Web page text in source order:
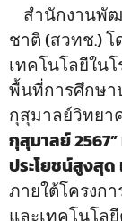
สำนักงานพั
ชาติ (สวทช.) โ
เทคโนโลยีใน
พื้นที่การศึกษา
กุสุมาลย์วิทยา
กุสุมาลย์
ประโยชน์สูงสุ
ภายใต้โครงก